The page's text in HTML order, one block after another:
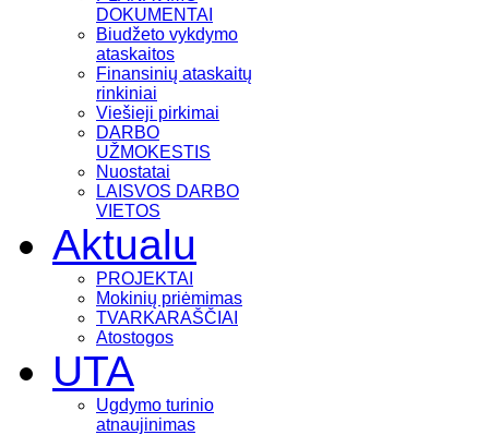
DOKUMENTAI
Biudžeto vykdymo
ataskaitos
Finansinių ataskaitų
rinkiniai
Viešieji pirkimai
DARBO
UŽMOKESTIS
Nuostatai
LAISVOS DARBO
VIETOS
Aktualu
PROJEKTAI
Mokinių priėmimas
TVARKARAŠČIAI
Atostogos
UTA
Ugdymo turinio
atnaujinimas